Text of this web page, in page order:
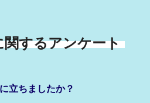
するアンケート
立ちましたか？